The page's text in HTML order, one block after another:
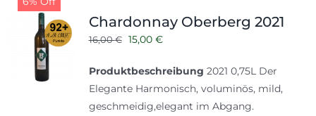
Kontakt
Tabak
Zubehör
Chardonnay Oberberg 2021
16,00€ Ursprünglicher
war:
16,00 €
15,00 €Aktueller
ist:
15,00 €.
Produktbeschreibung 2021 0,75L Der
Elegante Harmonisch, voluminös, mild,
geschmeidig,elegant im Abgang.